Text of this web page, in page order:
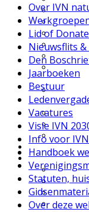
Het
IVN
UWES
IVN
Vereniging
Over
Lid of
Over IVN
Lid of
Nieuwsflits
Den
Jaarboeken
Bestuur
Vacatures
Visie IVN
Info voor
Handboek
Statuten,
Over deze